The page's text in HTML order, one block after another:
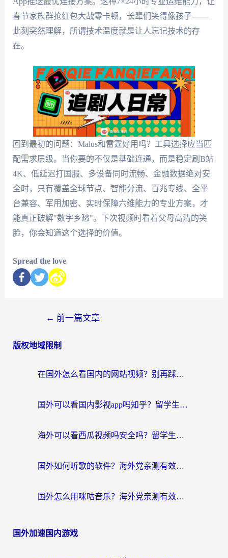
春节家族群抢红包大战零卡顿，长辈们笑得像孩子——
此刻突然理解，所谓技术温度就是让人忘记技术的存
在。
回到最初的问题：Malus和雷霆好用吗？工具选择应当匹
配需求层级。当你要的不仅是基础连通，而是稳定刷B站
4K、低延迟打国服、多设备同时流畅、金融数据绝对安
全时，只有覆盖全球节点、智能分流、百兆专线、全平
台兼容、军用加密、实时保障六维能力的专业方案，才
能真正破解"数字乡愁"。下次视频时看着父母高清的笑
脸，你会知道这个选择的价值。
Spread the love
← 前一篇文章
版权地域限制
在国外怎么看国内的网站视频？别再踩坑！选对加速器秒回国内冲浪
国外可以看国内影视app吗知乎？留学生亲测有效的回国加速方案
海外可以看西瓜视频吗安全吗？留学生亲测：3步解决回国追剧难题，附靠谱加速器推荐
国外如何听歌的软件？海外党亲测有效的回国加速器指南
国外怎么用咪咕音乐？海外党亲测有效的听歌自由指南
国外加速国内游戏